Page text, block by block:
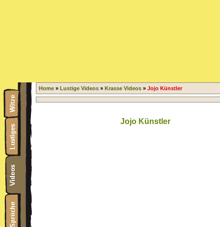
Home » Lustige Videos » Krasse Videos » Jojo Künstler
Jojo Künstler